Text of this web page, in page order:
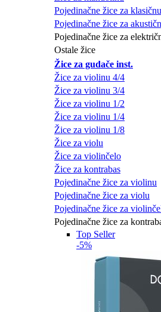
Pojedinačne žice za
Pojedinačne žice za
Pojedinačne žice za
Ostale žice
Žice za gudače inst.
Žice za violinu 4/4
Žice za violinu 3/4
Žice za violinu 1/2
Žice za violinu 1/4
Žice za violinu 1/8
Žice za violu
Žice za violinčelo
Žice za kontrabas
Pojedinačne žice za violinu
Pojedinačne žice za violu
Pojedinačne žice za
Pojedinačne žice za
Top Seller
-5%